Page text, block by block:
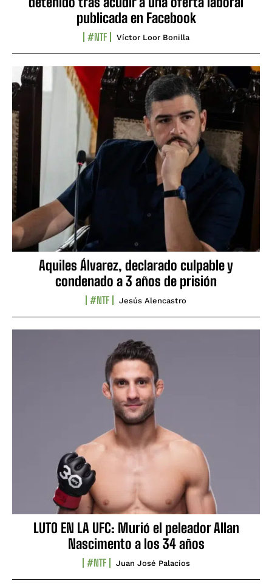
publicada en Facebook
#NTF Víctor Loor Bonilla
Aquiles Álvarez, declarado culpable y
condenado a 3 años de prisión
#NTF Jesús Alencastro
LUTO EN LA UFC: Murió el peleador Allan
Nascimento a los 34 años
#NTF Juan José Palacios